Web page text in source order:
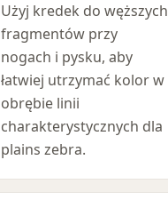
Użyj kredek do węższych
fragmentów przy
nogach i pysku, aby
łatwiej utrzymać kolor w
obrębie linii
charakterystycznych dla
plains zebra.